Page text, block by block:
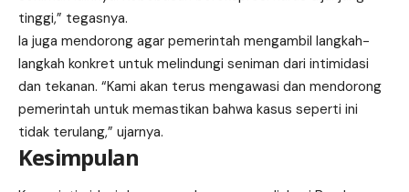
tinggi,” tegasnya.
Ia juga mendorong agar pemerintah mengambil langkah-
langkah konkret untuk melindungi seniman dari intimidasi
dan tekanan. “Kami akan terus mengawasi dan mendorong
pemerintah untuk memastikan bahwa kasus seperti ini
tidak terulang,” ujarnya.
Kesimpulan